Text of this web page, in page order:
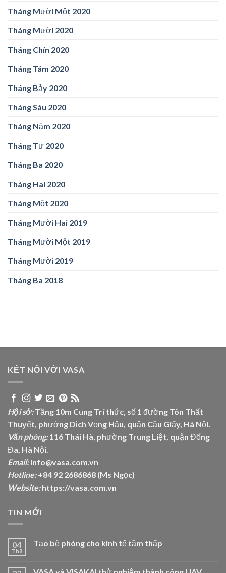
Tháng Mười Một 2020
Tháng Mười 2020
Tháng Chín 2020
Tháng Tám 2020
Tháng Bảy 2020
Tháng Sáu 2020
Tháng Năm 2020
Tháng Tư 2020
Tháng Ba 2020
Tháng Hai 2020
Tháng Một 2020
Tháng Mười Hai 2019
Tháng Mười Một 2019
Tháng Mười 2019
Tháng Ba 2018
KẾT NỐI VỚI VASA
Hội sở:Tầng 10m Cung Trí thức, số 1 đường Tôn Thất
Thuyết, phường Dịch Vọng Hậu, quận Cầu Giấy, Hà Nội.
Văn phòng:116 Thái Hà, phường Trung Liệt, quận Đống
Đa, Hà Nội.
Email:info@vasa.com.vn
Hotline:+84 92 2686868 (Ms Ngọc)
Website: https://vasa.com.vn
TIN MỚI
04
Th8
Tạo bệ phóng cho kinh tế tầm thấp